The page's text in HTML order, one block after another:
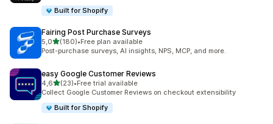
Built for Shopify
Fairing Post Purchase Surveys
5,05 yıldız üzerinden
(180)
toplam 180 değerlendirme
•Free plan available
Post-purchase surveys, AI insights, NPS, MCP, and more.
easy Google Customer Reviews
4,65 yıldız üzerinden
(23)
toplam 23 değerlendirme
•Free trial available
Collect Google Customer Reviews on checkout extensibility
Built for Shopify